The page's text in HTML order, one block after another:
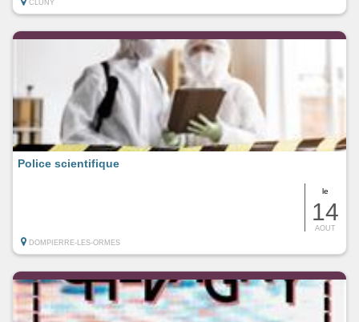
CLUNY
le
14
AOUT
Police scientifique
DOMPIERRE-LES-ORMES